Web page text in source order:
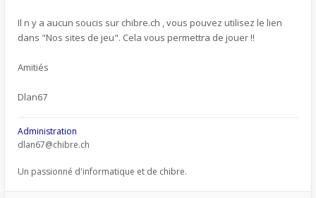
Il n y a aucun soucis sur chibre.ch , vous pouvez utilisez le lien
dans "Nos sites de jeu". Cela vous permettra de jouer !!
Amitiés
Dlan67
Administration
dlan67@chibre.ch
Un passionné d'informatique et de chibre.